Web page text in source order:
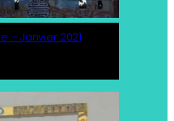
– Janvier 2021